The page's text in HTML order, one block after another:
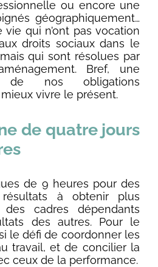
ou encore une
géographiquement…
vie qui n’ont pas vocation
droits sociaux dans le
qui sont résolues par
Bref, une
de nos obligations
vivre le présent.
de quatre jours
de 9 heures pour des
à obtenir plus
cadres dépendants
des autres. Pour le
le défi de coordonner les
travail, et de concilier la
ceux de la performance.